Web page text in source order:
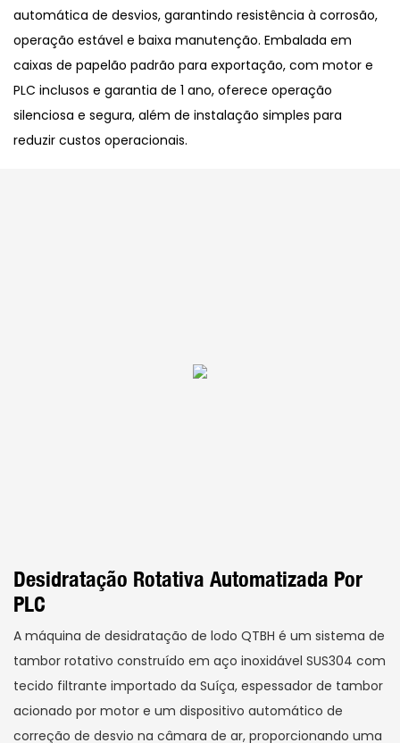
automática de desvios, garantindo resistência à corrosão,
operação estável e baixa manutenção. Embalada em
caixas de papelão padrão para exportação, com motor e
PLC inclusos e garantia de 1 ano, oferece operação
silenciosa e segura, além de instalação simples para
reduzir custos operacionais.
Desidratação Rotativa Automatizada Por
PLC
A máquina de desidratação de lodo QTBH é um sistema de
tambor rotativo construído em aço inoxidável SUS304 com
tecido filtrante importado da Suíça, espessador de tambor
acionado por motor e um dispositivo automático de
correção de desvio na câmara de ar, proporcionando uma